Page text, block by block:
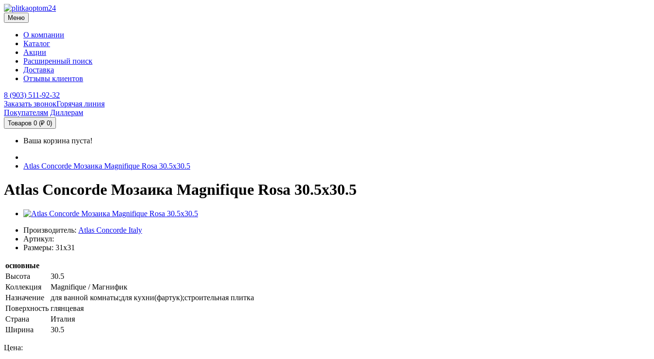
Меню
О компании
Каталог
Акции
Расширенный поиск
Доставка
Отзывы клиентов
8 (903) 511-92-32
Заказать звонокГорячая линия
Покупателям Диллерам
Товаров 0 (₽ 0)
Ваша корзина пуста!
Atlas Concorde Мозаика Magnifique Rosa 30.5х30.5
Atlas Concorde Мозаика Magnifique Rosa 30.5х30.5
Производитель: Atlas Concorde Italy
Артикул:
Размеры: 31x31
основные
Высота
30.5
Коллекция
Magnifique / Магнифик
Назначение
для ванной комнаты;для кухни(фартук);строительная плитка
Поверхность глянцевая
Страна
Италия
Ширина
30.5
Цена: